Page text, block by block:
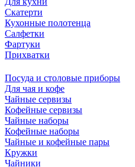
Скатерти
Кухонные полотенца
Салфетки
Фартуки
Прихватки
Посуда и столовые приборы
Для чая и кофе
Чайные сервизы
Кофейные сервизы
Чайные наборы
Кофейные наборы
Чайные и кофейные пары
Кружки
Чайники